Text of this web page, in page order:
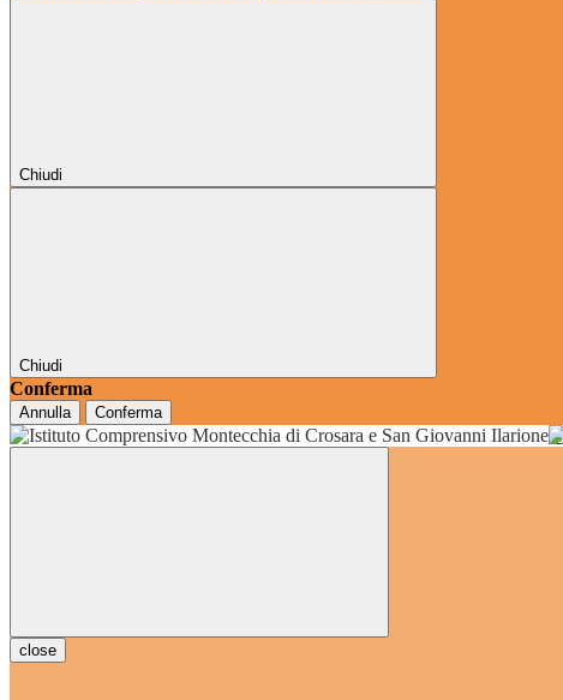
Chiudi
Chiudi
Conferma
Annulla Conferma
grado
close